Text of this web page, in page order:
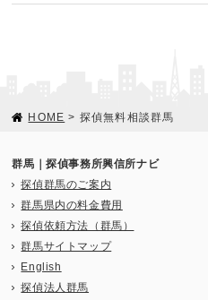
HOME > 探偵無料相談群馬
群馬｜探偵事務所興信所ナビ
探偵群馬のご案内
群馬県内の料金費用
探偵依頼方法（群馬）
群馬サイトマップ
English
探偵法人群馬